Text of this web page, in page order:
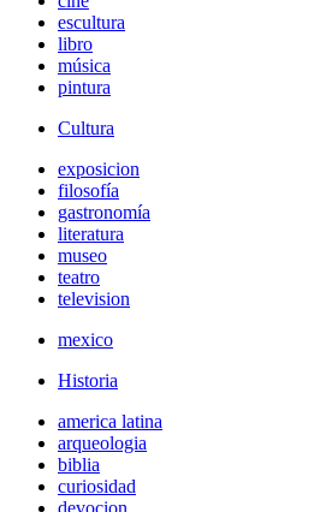
escultura
libro
música
pintura
Cultura
exposicion
filosofía
gastronomía
literatura
museo
teatro
television
mexico
Historia
america latina
arqueologia
biblia
curiosidad
devocion